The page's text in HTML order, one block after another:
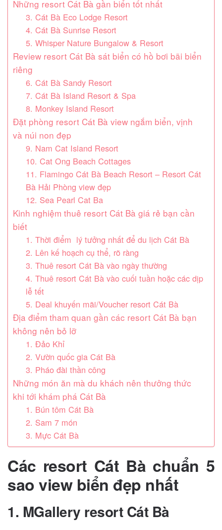
Những resort Cát Bà gần biển tốt nhất
3. Cát Bà Eco Lodge Resort
4. Cát Bà Sunrise Resort
5. Whisper Nature Bungalow & Resort
Review resort Cát Bà sát biển có hồ bơi bãi biển
riêng
6. Cát Bà Sandy Resort
7. Cát Bà Island Resort & Spa
8. Monkey Island Resort
Đặt phòng resort Cát Bà view ngắm biển, vịnh
và núi non đẹp
9. Nam Cat Island Resort
10. Cat Ong Beach Cottages
11. Flamingo Cát Bà Beach Resort – Resort Cát
Bà Hải Phòng view đẹp
12. Sea Pearl Cat Ba
Kinh nghiệm thuê resort Cát Bà giá rẻ bạn cần
biết
1. Thời điểm lý tưởng nhất để du lịch Cát Bà
2. Lên kế hoạch cụ thể, rõ ràng
3. Thuê resort Cát Bà vào ngày thường
4. Thuê resort Cát Bà vào cuối tuần hoặc các dịp
lễ tết
5. Deal khuyến mãi/Voucher resort Cát Bà
Địa điểm tham quan gần các resort Cát Bà bạn
không nên bỏ lỡ
1. Đảo Khỉ
2. Vườn quốc gia Cát Bà
3. Pháo đài thần công
Những món ăn mà du khách nên thưởng thức
khi tới khám phá Cát Bà
1. Bún tôm Cát Bà
2. Sam 7 món
3. Mực Cát Bà
Các resort Cát Bà chuẩn 5
sao view biển đẹp nhất
1. MGallery resort Cát Bà